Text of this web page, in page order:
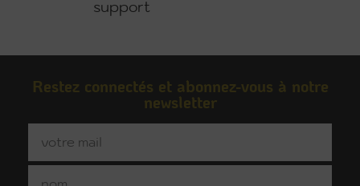
support
Restez connectés et abonnez-vous à notre
newsletter